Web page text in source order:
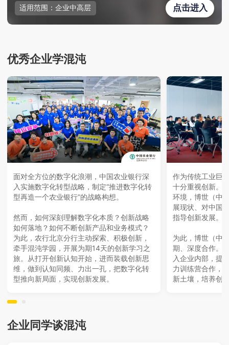
适用范围：企业中高层 点击进入
优秀企业学混沌
面对全方位的数字化浪潮，中国农业银行深
入实施数字化转型战略，制定“推进数字化转
型再造一个农业银行”的战略构想。
然而，如何深刻理解数字化本质？创新战略
如何落地？如何不断创新产品和业务模式？
为此，农行北京分行主动探索、积极创新，
牵手混沌学园，开展为期14天的创新学习之
旅。从打开创新认知开始，进而装载创新思
维，做到认知同频、力出一孔，把数字化转
型推向新局面，实现创新发展。
作为传统工业巨
十分重视创新。
环境，博世（中
展现状、对中国
指导创新发展。
为此，博世（中
期、深度合作。
入企业内部，提
力训练营合作，
新土壤，培养创
企业同学谈混沌